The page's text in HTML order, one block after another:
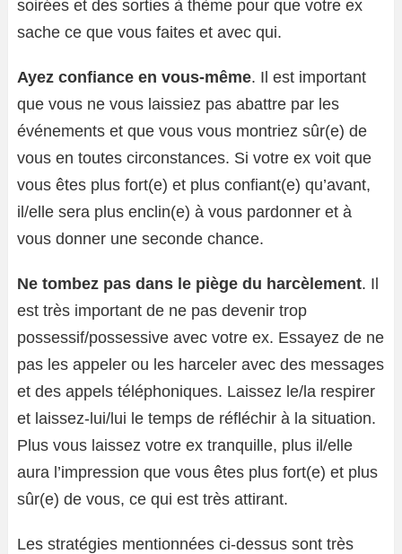
soirées et des sorties à thème pour que votre ex
sache ce que vous faites et avec qui.
Ayez confiance en vous-même. Il est important
que vous ne vous laissiez pas abattre par les
événements et que vous vous montriez sûr(e) de
vous en toutes circonstances. Si votre ex voit que
vous êtes plus fort(e) et plus confiant(e) qu’avant,
il/elle sera plus enclin(e) à vous pardonner et à
vous donner une seconde chance.
Ne tombez pas dans le piège du harcèlement. Il
est très important de ne pas devenir trop
possessif/possessive avec votre ex. Essayez de ne
pas les appeler ou les harceler avec des messages
et des appels téléphoniques. Laissez le/la respirer
et laissez-lui/lui le temps de réfléchir à la situation.
Plus vous laissez votre ex tranquille, plus il/elle
aura l’impression que vous êtes plus fort(e) et plus
sûr(e) de vous, ce qui est très attirant.
Les stratégies mentionnées ci-dessus sont très